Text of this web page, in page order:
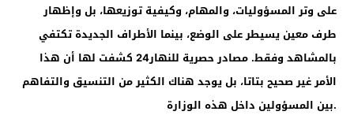
على وتر المسؤوليات، والمهام، وكيفية توزيعها، بل وإظهار
طرف معين يسيطر على الوضع، بينما الأطراف الجديدة تكتفي
بالمشاهد وفقط. مصادر حصرية للنهار24 كشفت لها أن هذا
الأمر غير صحيح بتاتا، بل يوجد هناك الكثير من التنسيق والتفاهم
بين المسؤولين داخل هذه الوزارة.